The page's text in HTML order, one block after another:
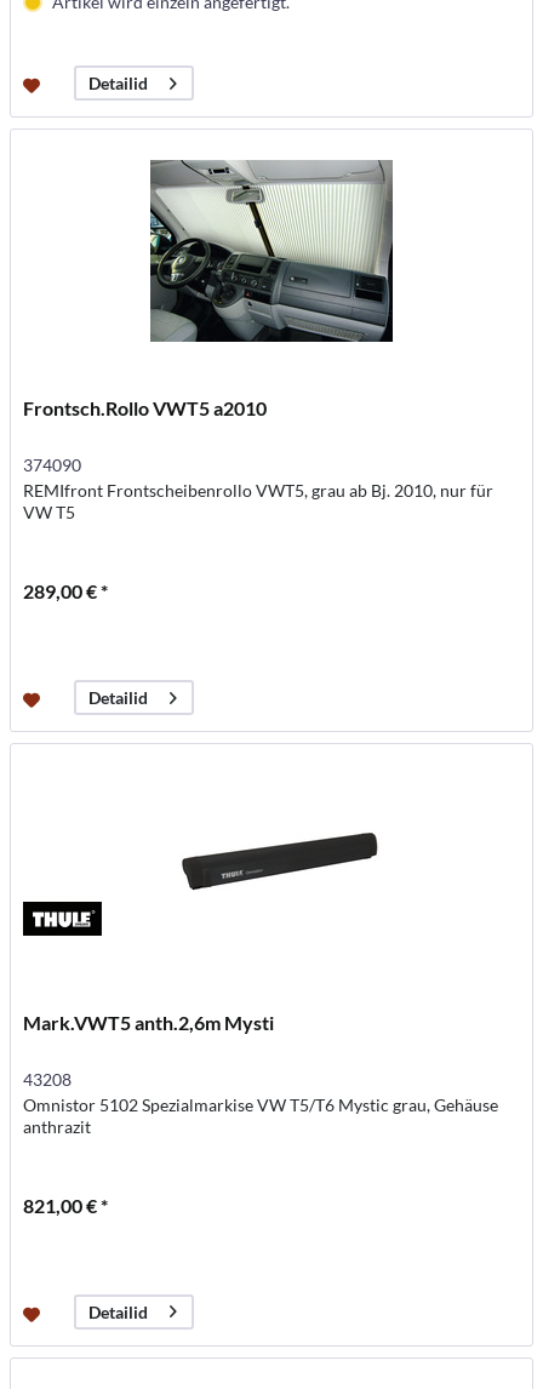
Detailid
Frontsch.Rollo VWT5 a2010
374090
REMIfront Frontscheibenrollo VWT5, grau ab Bj. 2010, nur für
VW T5
289,00 € *
Detailid
Mark.VWT5 anth.2,6m Mysti
43208
Omnistor 5102 Spezialmarkise VW T5/T6 Mystic grau, Gehäuse
anthrazit
821,00 € *
Detailid